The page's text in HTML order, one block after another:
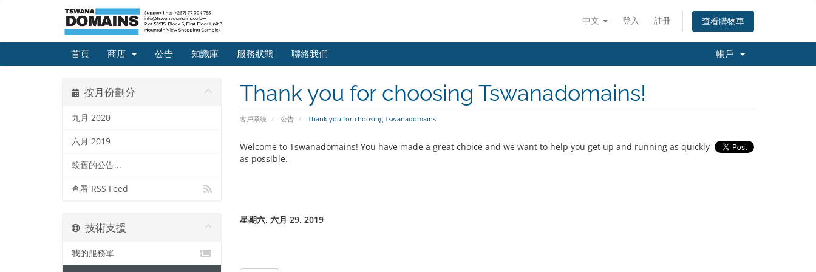
中文 登入 註冊 查看購物車
首頁 商店 公告 知識庫 服務狀態 聯絡我們 帳戶
Thank you for choosing Tswanadomains!
客戶系統 公告 Thank you for choosing Tswanadomains!
按月份劃分
九月 2020
六月 2019
較舊的公告...
查看 RSS Feed
Welcome to Tswanadomains! You have made a great choice and we want to help you get up and running as quickly
as possible.
星期六, 六月 29, 2019
技術支援
我的服務單